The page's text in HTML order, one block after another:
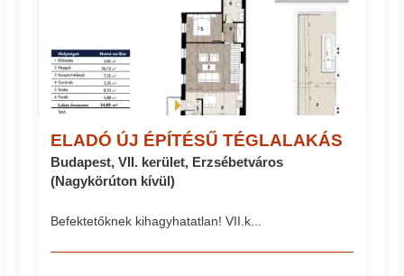
ELADÓ ÚJ ÉPÍTÉSŰ TÉGLALAKÁS
Budapest, VII. kerület, Erzsébetváros
(Nagykörúton kívül)
Befektetőknek kihagyhatatlan! VII.k...